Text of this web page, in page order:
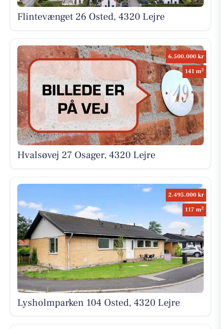
Flintevænget 26 Osted, 4320 Lejre
6.500.000 kr
141 m2
Hvalsøvej 27 Osager, 4320 Lejre
2.495.000 kr
117 m2
Lysholmparken 104 Osted, 4320 Lejre